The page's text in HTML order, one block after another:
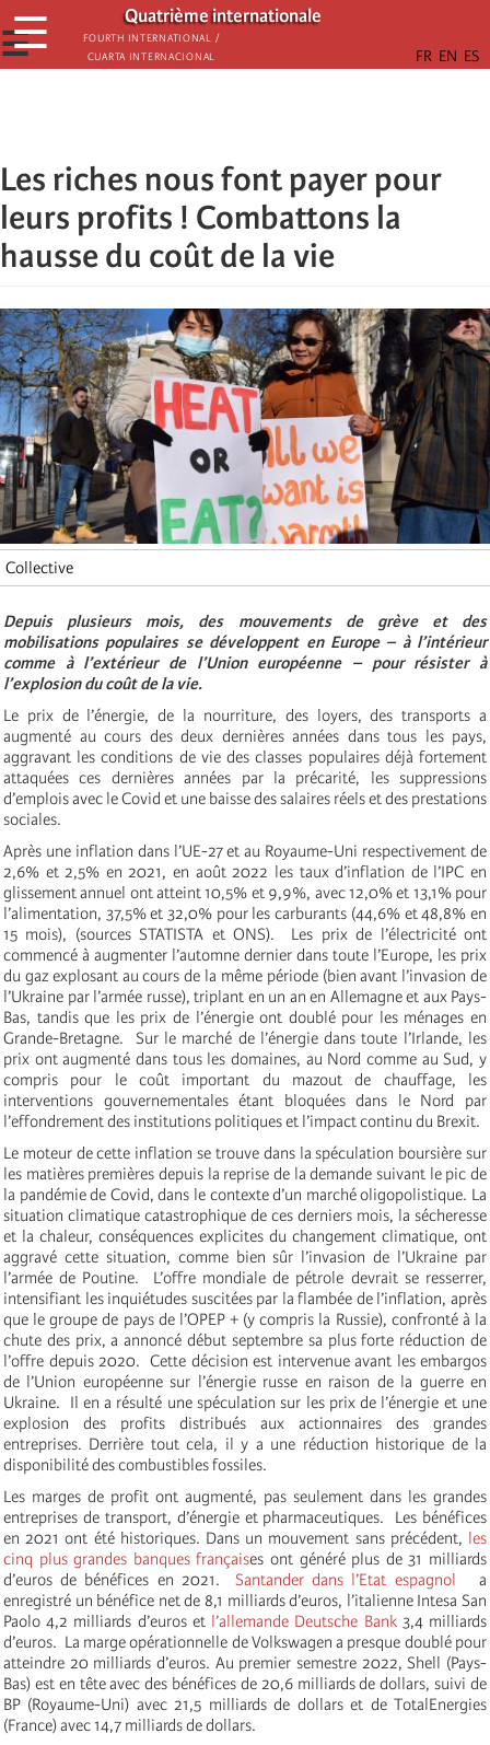
Aller
au
contenu
Quatrième internationale
Fourth International /
Cuarta Internacional
☰
☰
Les riches nous font payer pour
leurs profits ! Combattons la
hausse du coût de la vie
Collective
Depuis plusieurs mois, des mouvements de grève et des
mobilisations populaires se développent en Europe – à l’intérieur
comme à l’extérieur de l’Union européenne – pour résister à
l’explosion du coût de la vie.
Le prix de l’énergie, de la nourriture, des loyers, des transports a
augmenté au cours des deux dernières années dans tous les pays,
aggravant les conditions de vie des classes populaires déjà fortement
attaquées ces dernières années par la précarité, les suppressions
d’emplois avec le Covid et une baisse des salaires réels et des prestations
sociales.
Après une inflation dans l’UE-27 et au Royaume-Uni respectivement de
2,6% et 2,5% en 2021, en août 2022 les taux d’inflation de l’IPC en
glissement annuel ont atteint 10,5% et 9,9%, avec 12,0% et 13,1% pour
l’alimentation, 37,5% et 32,0% pour les carburants (44,6% et 48,8% en
15 mois), (sources STATISTA et ONS). Les prix de l’électricité ont
commencé à augmenter l’automne dernier dans toute l’Europe, les prix
du gaz explosant au cours de la même période (bien avant l’invasion de
l’Ukraine par l’armée russe), triplant en un an en Allemagne et aux Pays-
Bas, tandis que les prix de l’énergie ont doublé pour les ménages en
Grande-Bretagne. Sur le marché de l’énergie dans toute l’Irlande, les
prix ont augmenté dans tous les domaines, au Nord comme au Sud, y
compris pour le coût important du mazout de chauffage, les
interventions gouvernementales étant bloquées dans le Nord par
l’effondrement des institutions politiques et l’impact continu du Brexit.
Le moteur de cette inflation se trouve dans la spéculation boursière sur
les matières premières depuis la reprise de la demande suivant le pic de
la pandémie de Covid, dans le contexte d’un marché oligopolistique. La
situation climatique catastrophique de ces derniers mois, la sécheresse
et la chaleur, conséquences explicites du changement climatique, ont
aggravé cette situation, comme bien sûr l’invasion de l’Ukraine par
l’armée de Poutine.
L’offre mondiale de pétrole devrait se resserrer,
intensifiant les inquiétudes suscitées par la flambée de l’inflation, après
que le groupe de pays de l’OPEP + (y compris la Russie), confronté à la
chute des prix, a annoncé début septembre sa plus forte réduction de
l’offre depuis 2020. Cette décision est intervenue avant les embargos
de l’Union européenne sur l’énergie russe en raison de la guerre en
Ukraine. Il en a résulté une spéculation sur les prix de l’énergie et une
explosion des profits distribués aux actionnaires des grandes
entreprises. Derrière tout cela, il y a une réduction historique de la
disponibilité des combustibles fossiles.
Les marges de profit ont augmenté, pas seulement dans les grandes
entreprises de transport, d’énergie et pharmaceutiques. Les bénéfices
en 2021 ont été historiques. Dans un mouvement sans précédent, les
cinq plus grandes banques françaises ont généré plus de 31 milliards
d’euros de bénéfices en 2021. Santander dans l’Etat espagnol a
enregistré un bénéfice net de 8,1 milliards d’euros, l’italienne Intesa San
Paolo 4,2 milliards d’euros et l’allemande Deutsche Bank3,4 milliards
d’euros. La marge opérationnelle de Volkswagen a presque doublé pour
atteindre 20 milliards d’euros. Au premier semestre 2022, Shell (Pays-
Bas) est en tête avec des bénéfices de 20,6 milliards de dollars, suivi de
BP (Royaume-Uni) avec 21,5 milliards de dollars et de TotalEnergies
(France) avec 14,7 milliards de dollars.